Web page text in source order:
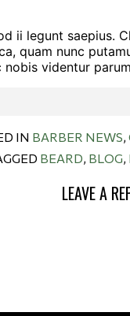
ii legunt saepius.
quam nunc
videntur
IN BARBER NEWS,
BEARD, BLOG,
LEAVE A